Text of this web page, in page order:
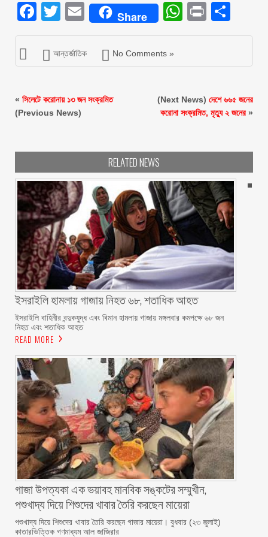
Facebook
Twitter
EmailShare Print
আন্তর্জাতিক No Comments »
« সিলেটে করোনায় ১৩ জন সংক্রমিত
(Previous News)
(Next News) দেশে ৬৬৫ জনের
করোনা সংক্রমিত, মৃত্যু ২ জনের»
RELATED NEWS
ইসরাইলি হামলায় গাজায় নিহত ৬৮, শতাধিক আহত
ইসরাইলি বাহিনীর বন্দুকযুদ্ধ এবং বিমান হামলায় গাজায় মঙ্গলবার কমপক্ষে ৬৮ জন
নিহত এবং শতাধিক আহত
READ MORE
গাজা উপত্যকা এক ভয়াবহ মানবিক সঙ্কটের সম্মুখীন,
পশুখাদ্য দিয়ে শিশুদের খাবার তৈরি করছেন মায়েরা
পশুখাদ্য দিয়ে শিশুদের খাবার তৈরি করছেন গাজার মায়েরা। বুধবার (২৩ জুলাই)
কাতারভিত্তিক গণমাধ্যম আল জাজিরার